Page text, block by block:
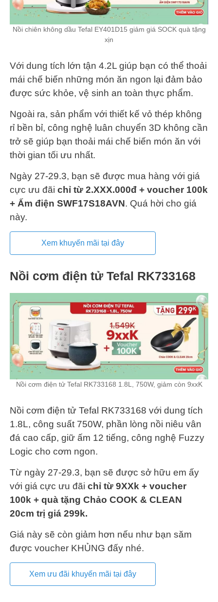
Nồi chiên không dầu Tefal EY401D15 giảm giá SOCK quà tặng
xịn
Với dung tích lớn tận 4.2L giúp bạn có thể thoải
mái chế biến những món ăn ngon lại đảm bảo
được sức khỏe, vệ sinh an toàn thực phẩm.
Ngoài ra, sản phẩm với thiết kế vỏ thép không
rỉ bền bỉ, công nghệ luân chuyển 3D không cần
trở sẽ giúp bạn thoải mái chế biến món ăn với
thời gian tối ưu nhất.
Ngày 27-29.3, bạn sẽ được mua hàng với giá
cực ưu đãi chỉ từ 2.XXX.000đ + voucher 100k
+ Ấm điện SWF17S18AVN. Quá hời cho giá
này.
Xem khuyến mãi tại đây
Nồi cơm điện tử Tefal RK733168
Nồi cơm điện tử Tefal RK733168 1.8L, 750W, giảm còn 9xxK
Nồi cơm điện tử Tefal RK733168 với dung tích
1.8L, công suất 750W, phần lòng nồi niêu vân
đá cao cấp, giữ ấm 12 tiếng, công nghệ Fuzzy
Logic cho cơm ngon.
Từ ngày 27-29.3, bạn sẽ được sở hữu em ấy
với giá cực ưu đãi chỉ từ 9XXk + voucher
100k + quà tặng Chảo COOK & CLEAN
20cm trị giá 299k.
Giá này sẽ còn giảm hơn nếu như bạn săm
được voucher KHỦNG đấy nhé.
Xem ưu đãi khuyến mãi tại đây